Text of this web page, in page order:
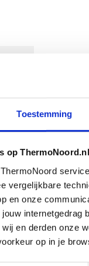
Toestemming
op ThermoNoord.nl
vergelijkbare
en onze
jouw internetgedrag
wij en derden onze
op in je
Ja
Nee